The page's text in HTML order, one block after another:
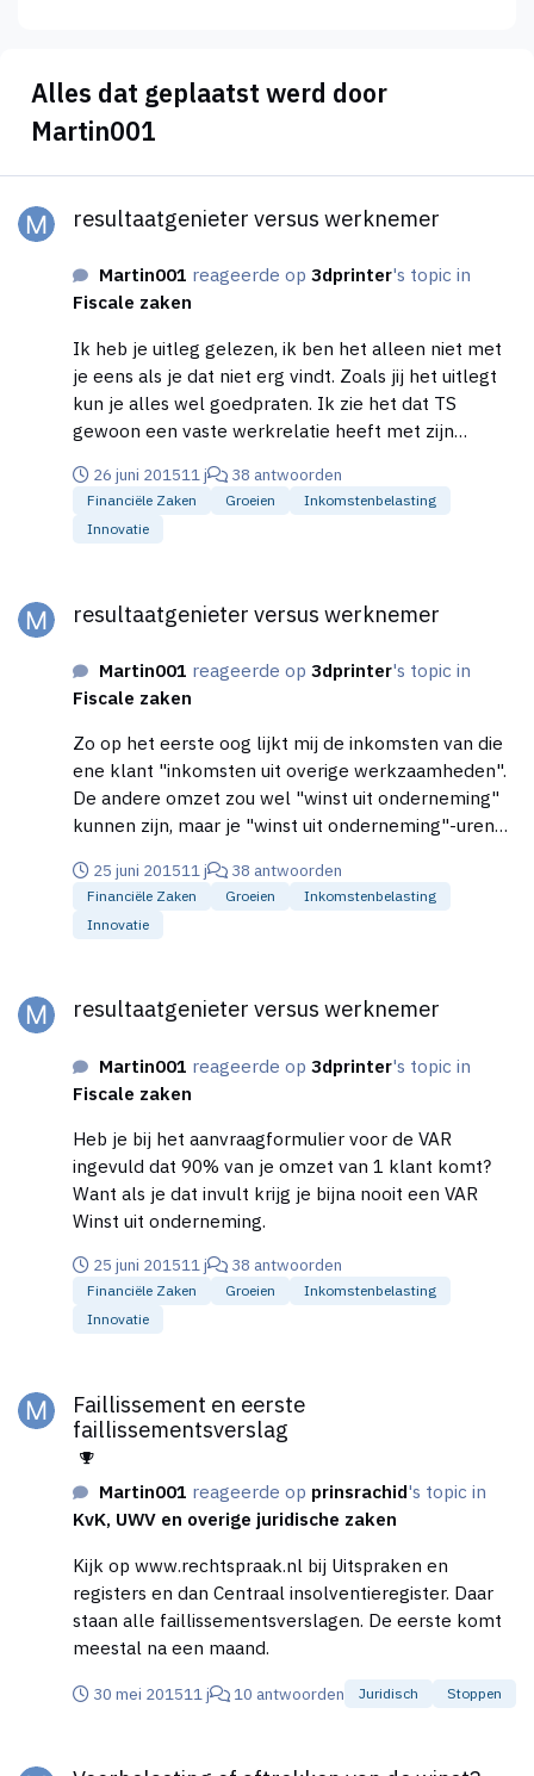
Alles dat geplaatst werd door
Martin001
resultaatgenieter versus werknemer
Martin001 reageerde op3dprinter's topic in
Fiscale zaken
Ik heb je uitleg gelezen, ik ben het alleen niet met
je eens als je dat niet erg vindt. Zoals jij het uitlegt
kun je alles wel goedpraten. Ik zie het dat TS
gewoon een vaste werkrelatie heeft met zijn
van alles bijhalen over 'de held zijn' en zo, maar in
de kern is het een verkapt vast werkverband. Naar
mijn bescheiden mening. Meerdere jaren maar één
laten vervangen door iemand anders.. "If it looks
duck, then it probably is a duck". Mee eens.
26 juni 201511 j 38 antwoorden
Financiële Zaken Groeien
Inkomstenbelasting
Innovatie
resultaatgenieter versus werknemer
Martin001 reageerde op3dprinter's topic in
Fiscale zaken
Zo op het eerste oog lijkt mij de inkomsten van die
ene klant "inkomsten uit overige werkzaamheden".
De andere omzet zou wel "winst uit onderneming"
kunnen zijn, maar je "winst uit onderneming"-uren
even een expert naar laten kijken.
25 juni 201511 j 38 antwoorden
Financiële Zaken Groeien
Inkomstenbelasting
Innovatie
resultaatgenieter versus werknemer
Martin001 reageerde op3dprinter's topic in
Fiscale zaken
Heb je bij het aanvraagformulier voor de VAR
ingevuld dat 90% van je omzet van 1 klant komt?
Want als je dat invult krijg je bijna nooit een VAR
Winst uit onderneming.
25 juni 201511 j 38 antwoorden
Financiële Zaken Groeien
Inkomstenbelasting
Innovatie
Faillissement en eerste
faillissementsverslag
Martin001 reageerde op prinsrachid's topic in
KvK, UWV en overige juridische zaken
Kijk op www.rechtspraak.nl bij Uitspraken en
registers en dan Centraal insolventieregister. Daar
staan alle faillissementsverslagen. De eerste komt
meestal na een maand.
30 mei 201511 j 10 antwoorden Juridisch Stoppen